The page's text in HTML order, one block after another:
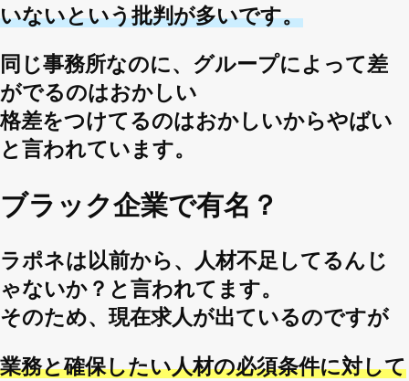
いないという批判が多いです。
同じ事務所なのに、グループによって差
がでるのはおかしい
格差をつけてるのはおかしいからやばい
と言われています。
ブラック企業で有名？
ラポネは以前から、人材不足してるんじ
ゃないか？と言われてます。
そのため、現在求人が出ているのですが
業務と確保したい人材の必須条件に対して